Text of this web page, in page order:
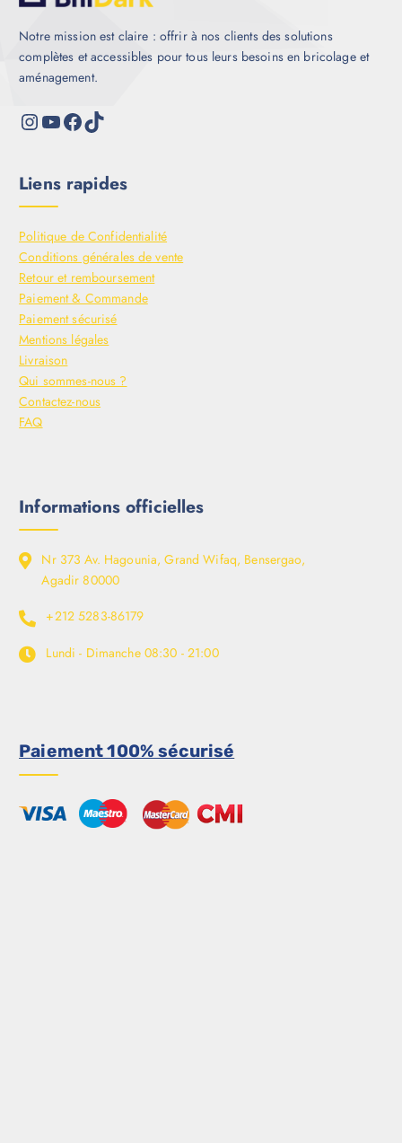
Notre mission est claire : offrir à nos clients des solutions
complètes et accessibles pour tous leurs besoins en bricolage et
aménagement.
Liens rapides
Politique de Confidentialité
Conditions générales de vente
Retour et remboursement
Paiement & Commande
Paiement sécurisé
Mentions légales
Livraison
Qui sommes-nous ?
Contactez-nous
FAQ
Informations officielles
Nr 373 Av. Hagounia, Grand Wifaq, Bensergao,
Agadir 80000
+212 5283-86179
Lundi - Dimanche 08:30 - 21:00
Paiement 100% sécurisé